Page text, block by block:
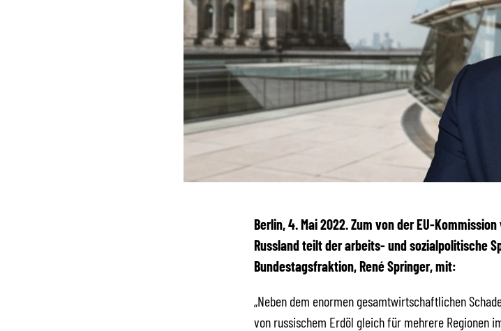
Berlin, 4. Mai 2022.Zum von der EU-
Russland teilt der arbeits- und sozialpolitische
Bundestagsfraktion, René Springer, mit:
„Neben dem enormen gesamtwirtschaftlichen
von russischem Erdöl gleich für mehrere Regionen